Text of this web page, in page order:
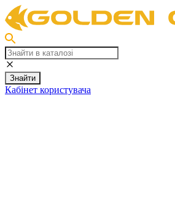
Знайти
Кабінет користувача